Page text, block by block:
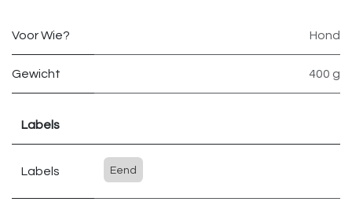
Voor Wie? Hond
Gewicht 400 g
Labels
Labels Eend